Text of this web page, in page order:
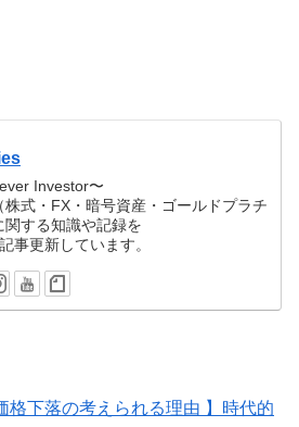
Investor〜
株式・FX・暗号資産・ゴールドプラチ
関する知識や記録を
事更新しています。
格下落の考えられる理由 】時代的